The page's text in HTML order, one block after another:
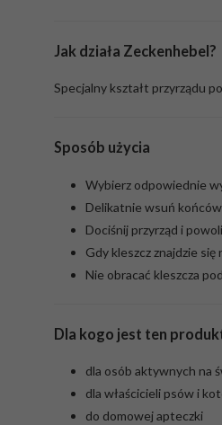
Jak działa Zeckenhebel?
Specjalny kształt przyrządu
Sposób użycia
Wybierz odpowiednie
Delikatnie wsuń
Dociśnij przyrząd i
Gdy kleszcz znajdzie
Nie obracać kleszcza
Dla kogo jest ten
dla osób aktywnych na
dla właścicieli psów i
do domowej apteczki